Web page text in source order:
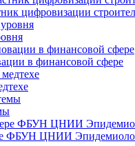
цифровизации
в финансовой сфере
ФБУН ЦНИИ